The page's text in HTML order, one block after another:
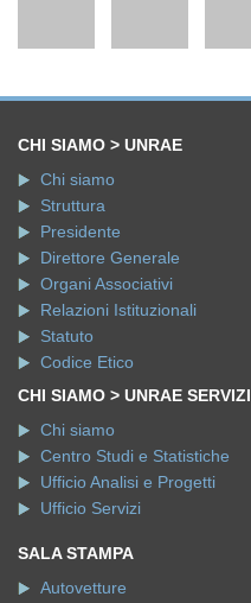
CHI SIAMO > UNRAE
Chi siamo
Struttura
Presidente
Direttore Generale
Organi Associativi
Relazioni Istituzionali
Statuto
Codice Etico
CHI SIAMO > UNRAE SERVIZI
Chi siamo
Centro Studi e Statistiche
Ufficio Analisi e Progetti
Ufficio Servizi
SALA STAMPA
Autovetture